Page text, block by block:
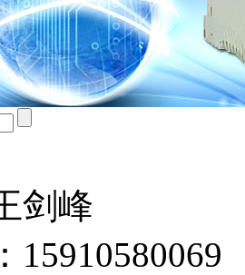
剑峰
15910580069